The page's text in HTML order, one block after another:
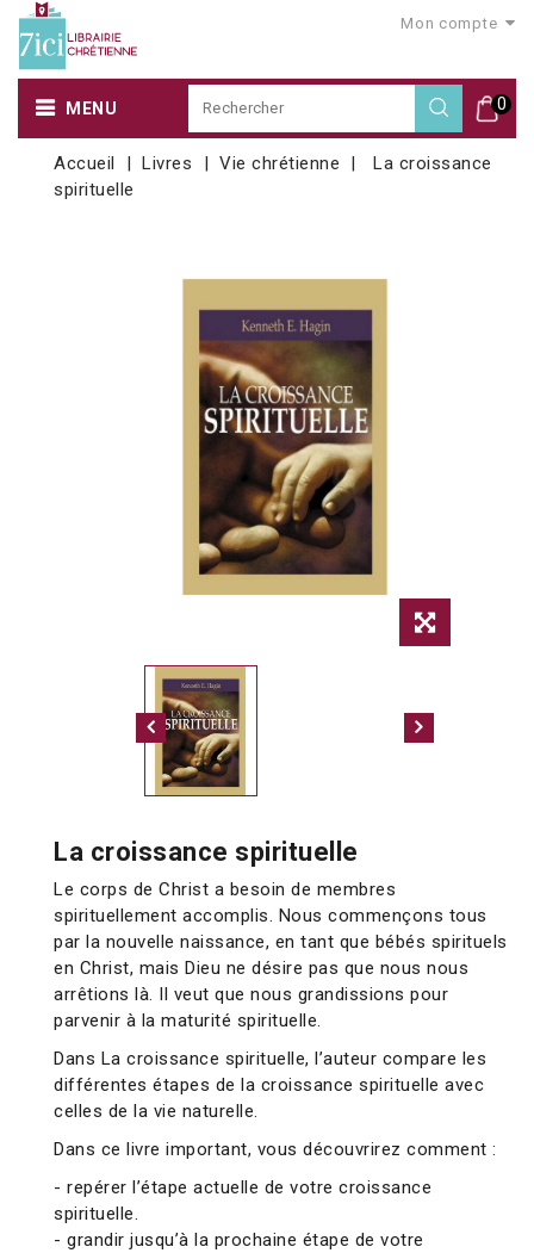
Mon compte
0
MENU
Accueil Livres Vie chrétienne
La croissance
spirituelle
La croissance spirituelle
Le corps de Christ a besoin de membres
spirituellement accomplis. Nous commençons tous
par la nouvelle naissance, en tant que bébés spirituels
en Christ, mais Dieu ne désire pas que nous nous
arrêtions là. Il veut que nous grandissions pour
parvenir à la maturité spirituelle.
Dans La croissance spirituelle, l’auteur compare les
différentes étapes de la croissance spirituelle avec
celles de la vie naturelle.
Dans ce livre important, vous découvrirez comment :
- repérer l’étape actuelle de votre croissance
spirituelle.
- grandir jusqu’à la prochaine étape de votre